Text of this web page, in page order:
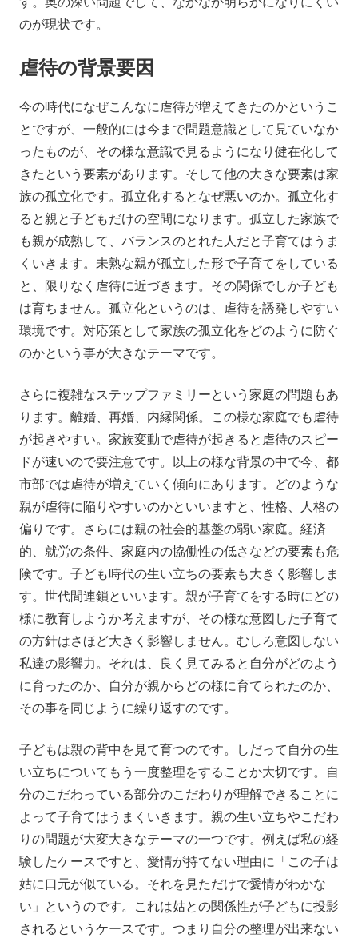
のが現状です。
虐待の背景要因
今の時代になぜこんなに虐待が増えてきたのかというこ
とですが、一般的には今まで問題意識として見ていなか
ったものが、その様な意識で見るようになり健在化して
きたという要素があります。そして他の大きな要素は家
族の孤立化です。孤立化するとなぜ悪いのか。孤立化す
ると親と子どもだけの空間になります。孤立した家族で
も親が成熟して、バランスのとれた人だと子育てはうま
くいきます。未熟な親が孤立した形で子育てをしている
と、限りなく虐待に近づきます。その関係でしか子ども
は育ちません。孤立化というのは、虐待を誘発しやすい
環境です。対応策として家族の孤立化をどのように防ぐ
のかという事が大きなテーマです。
さらに複雑なステップファミリーという家庭の問題もあ
ります。離婚、再婚、内縁関係。この様な家庭でも虐待
が起きやすい。家族変動で虐待が起きると虐待のスピー
ドが速いので要注意です。以上の様な背景の中で今、都
市部では虐待が増えていく傾向にあります。どのような
親が虐待に陥りやすいのかといいますと、性格、人格の
偏りです。さらには親の社会的基盤の弱い家庭。経済
的、就労の条件、家庭内の協働性の低さなどの要素も危
険です。子ども時代の生い立ちの要素も大きく影響しま
す。世代間連鎖といいます。親が子育てをする時にどの
様に教育しようか考えますが、その様な意図した子育て
の方針はさほど大きく影響しません。むしろ意図しない
私達の影響力。それは、良く見てみると自分がどのよう
に育ったのか、自分が親からどの様に育てられたのか、
その事を同じように繰り返すのです。
子どもは親の背中を見て育つのです。しだって自分の生
い立ちについてもう一度整理をすることか大切です。自
分のこだわっている部分のこだわりが理解できることに
よって子育てはうまくいきます。親の生い立ちやこだわ
りの問題が大変大きなテーマの一つです。例えば私の経
験したケースですと、愛情が持てない理由に「この子は
姑に口元が似ている。それを見ただけで愛情がわかな
い」というのです。これは姑との関係性が子どもに投影
されるというケースです。つまり自分の整理が出来ない